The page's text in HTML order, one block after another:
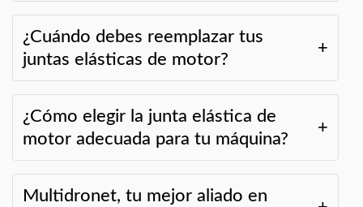
¿Cuándo debes reemplazar tus
juntas elásticas de motor?
¿Cómo elegir la junta elástica de
motor adecuada para tu máquina?
Multidronet, tu mejor aliado en